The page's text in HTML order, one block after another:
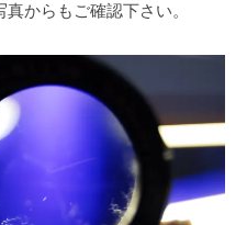
からもご確認下さい。